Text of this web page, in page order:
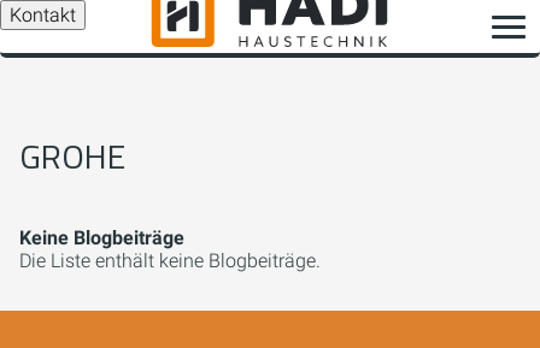
Kontakt
GROHE
Keine Blogbeiträge
Die Liste enthält keine Blogbeiträge.